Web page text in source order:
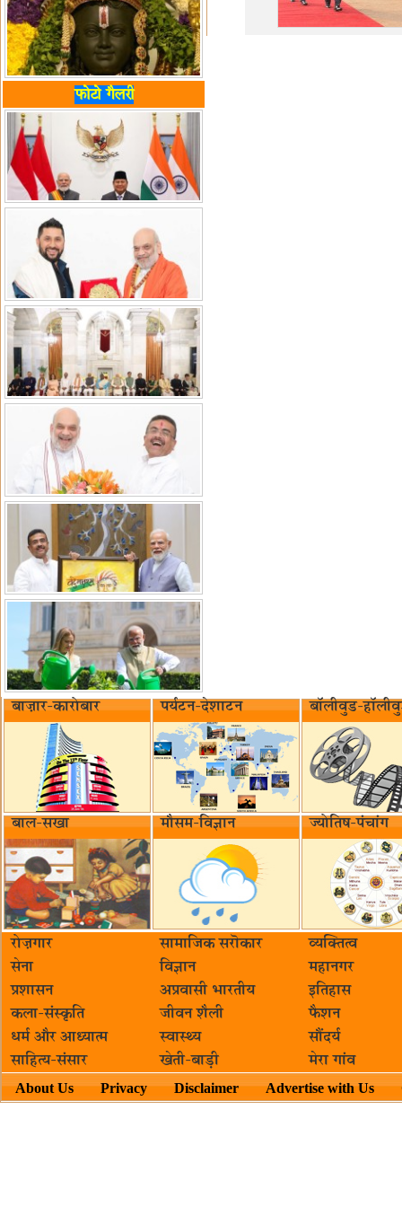
फोटो गैलरी
बाज़ार-कारोबार पर्यटन-देशाटन बॉलीवुड-
बाल-सखा मौसम-विज्ञान ज्योतिष-पंचांग
रोज़गार सामाजिक सरॊकार‌
व्यक्तित्व
सेना
विज्ञान
महानगर
प्रशासन
अप्रवासी भारतीय
इतिहास
कला-संस्कृति
जीवन शैली
फैशन
धर्म और आध्यात्म
स्वास्थ्य
सौंदर्य
साहित्य-संसार
खेती-बाड़ी मेरा गांव
About Us Privacy Disclaimer Advertise with Us